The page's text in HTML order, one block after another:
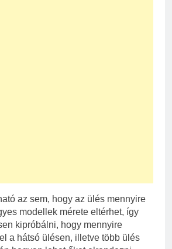
az sem, hogy az ülés mennyire
modellek mérete eltérhet, így
kipróbálni, hogy mennyire
a hátsó ülésen, illetve több ülés